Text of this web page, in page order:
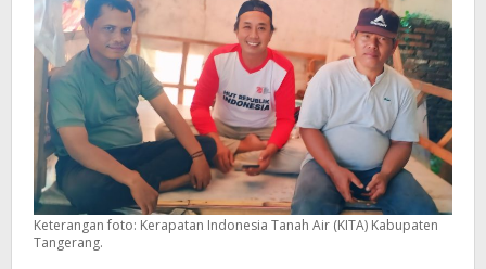
Keterangan foto: Kerapatan Indonesia Tanah Air (KITA) Kabupaten
Tangerang.